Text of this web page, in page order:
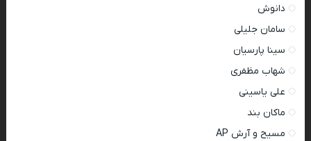
دانوش
سامان جلیلی
سینا پارسیان
شهاب مظفری
علی یاسینی
ماکان بند
مسیح و آرش AP